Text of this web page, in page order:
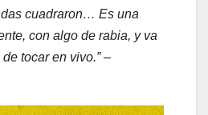
cuadraron… Es una
con algo de rabia, y va
tocar en vivo.” –